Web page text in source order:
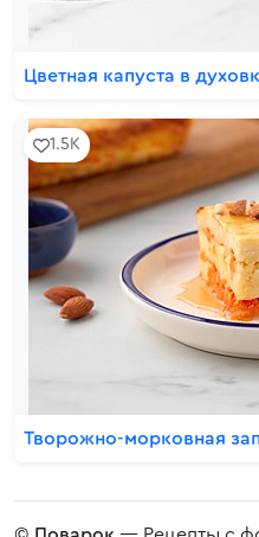
Цветная капуста в
1.5K
Творожно-морковная